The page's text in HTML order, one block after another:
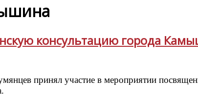
консультацию города
принял участие в мероприятии